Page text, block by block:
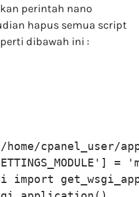
perintah nano
hapus semua script
dibawah ini :
cpanel_user/
import